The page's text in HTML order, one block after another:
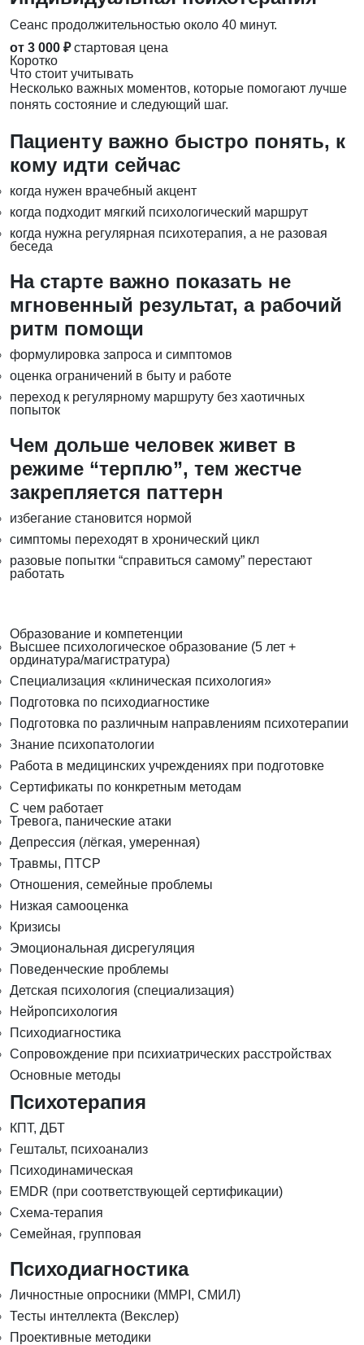
Сеанс продолжительностью около 40 минут.
от 3 000 ₽ стартовая цена
Коротко
Что стоит учитывать
Несколько важных моментов, которые помогают лучше
понять состояние и следующий шаг.
Пациенту важно быстро понять, к
кому идти сейчас
когда нужен врачебный акцент
когда подходит мягкий психологический маршрут
когда нужна регулярная психотерапия, а не разовая
беседа
На старте важно показать не
мгновенный результат, а рабочий
ритм помощи
формулировка запроса и симптомов
оценка ограничений в быту и работе
переход к регулярному маршруту без хаотичных
попыток
Чем дольше человек живет в
режиме “терплю”, тем жестче
закрепляется паттерн
избегание становится нормой
симптомы переходят в хронический цикл
разовые попытки “справиться самому” перестают
работать
Образование и компетенции
Высшее психологическое образование (5 лет +
ординатура/магистратура)
Специализация «клиническая психология»
Подготовка по психодиагностике
Подготовка по различным направлениям психотерапии
Знание психопатологии
Работа в медицинских учреждениях при подготовке
Сертификаты по конкретным методам
С чем работает
Тревога, панические атаки
Депрессия (лёгкая, умеренная)
Травмы, ПТСР
Отношения, семейные проблемы
Низкая самооценка
Кризисы
Эмоциональная дисрегуляция
Поведенческие проблемы
Детская психология (специализация)
Нейропсихология
Психодиагностика
Сопровождение при психиатрических расстройствах
Основные методы
Психотерапия
КПТ, ДБТ
Гештальт, психоанализ
Психодинамическая
EMDR (при соответствующей сертификации)
Схема-терапия
Семейная, групповая
Психодиагностика
Личностные опросники (MMPI, СМИЛ)
Тесты интеллекта (Векслер)
Проективные методики